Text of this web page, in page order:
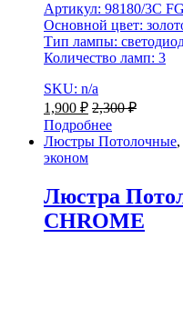
Артикул: 98180/3C
Основной цвет:
Тип лампы:
Количество ламп: 3
SKU: n/a
1,900 ₽ 2,300₽
Подробнее
Люстры Потолочные,
эконом
Люстра
CHROME